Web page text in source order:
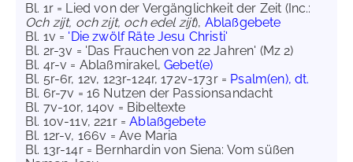
Bl. 1r = Lied von der Vergänglichkeit der Zeit (Inc.:
Och zijt, och zijt, och edel zijt), Ablaßgebete
Bl. 1v = 'Die zwölf Räte Jesu Christi'
Bl. 2r-3v = 'Das Frauchen von 22 Jahren' (Mz 2)
Bl. 4r-v = Ablaßmirakel, Gebet(e)
Bl. 5r-6r, 12v, 123r-124r, 172v-173r = Psalm(en), dt.
Bl. 6r-7v = 16 Nutzen der Passionsandacht
Bl. 7v-10r, 140v = Bibeltexte
Bl. 10v-11v, 221r =Ablaßgebete
Bl. 12r-v, 166v = Ave Maria
Bl. 13r-14r = Bernhardin von Siena: Vom süßen